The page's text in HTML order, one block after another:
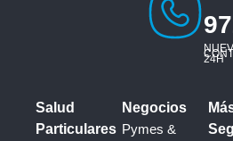
24H
Salud
Particulares
Negocios
Pymes &